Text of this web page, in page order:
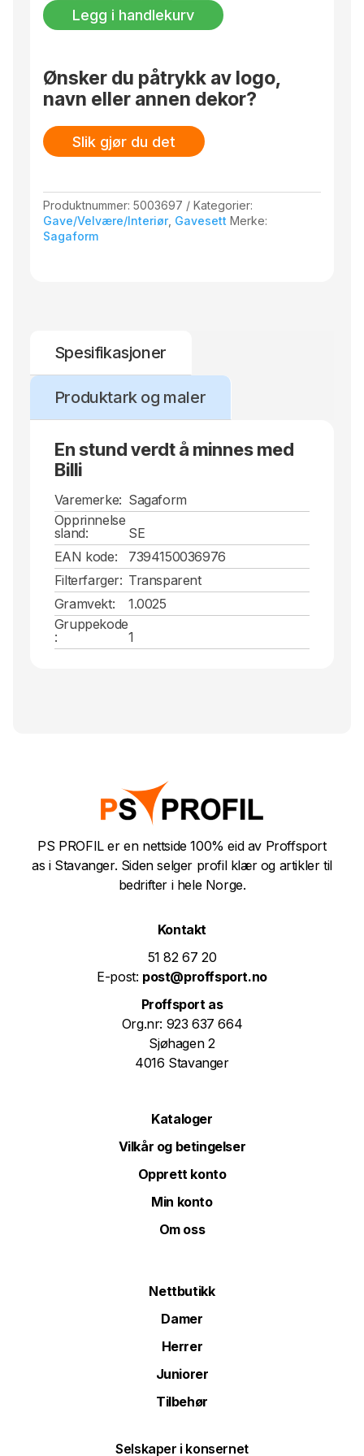
Perfect Gift-pose.
verdt
å
Billi
antall
Legg i handlekurv
Ønsker du påtrykk av logo,
navn eller annen dekor?
Slik gjør du det
Produktnummer:5003697
Kategorier:
Gave/Velvære/Interiør, Gavesett Merke:
Sagaform
Spesifikasjoner
Produktark og maler
En stund verdt å minnes med
Billi
Varemerke: Sagaform
Opprinnelse
sland:
SE
EAN kode:
7394150036976
Filterfarger: Transparent
Gramvekt:
1.0025
Gruppekode
:
1
PS PROFIL er en nettside 100% eid av Proffsport
as i Stavanger. Siden selger profil klær og artikler til
bedrifter i hele Norge.
Kontakt
51 82 67 20
E-post: post@proffsport.no
Proffsport as
Org.nr: 923 637 664
Sjøhagen 2
4016 Stavanger
Kataloger
Vilkår og betingelser
Opprett konto
Min konto
Om oss
Nettbutikk
Damer
Herrer
Juniorer
Tilbehør
Selskaper i konsernet